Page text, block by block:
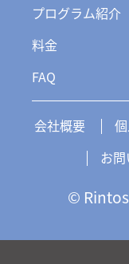
プログラム紹介
料金
FAQ
会社概要
お
©